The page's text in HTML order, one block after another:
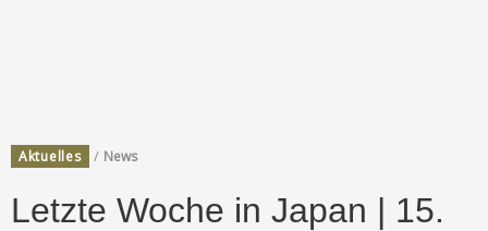
Aktuelles / News
Letzte Woche in Japan | 15.